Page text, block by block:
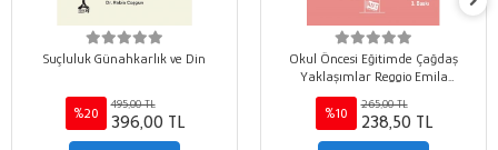
Suçluluk Günahkarlık ve Din
%20
495,00 TL
396,00 TL
Okul Öncesi Eğitimde Çağdaş
Yaklaşımlar Reggio Emila
Yaklaşımı ve Proje Yaklaşımı
%10
265,00 TL
238,50 TL